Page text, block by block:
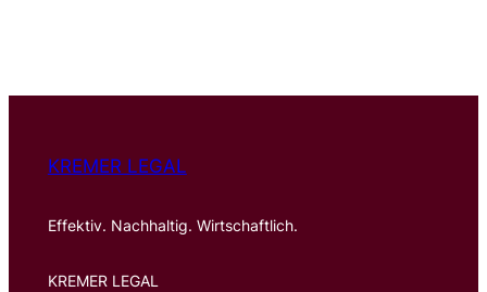
n
KREMER LEGAL
Effektiv. Nachhaltig. Wirtschaftlich.
KREMER LEGAL